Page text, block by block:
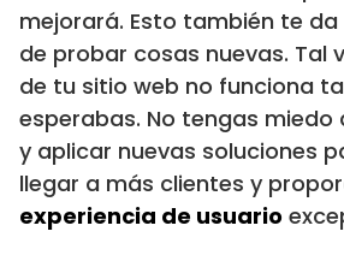
mejorará. Esto también te
de probar cosas nuevas. Tal
de tu sitio web no funciona
esperabas. No tengas miedo
y aplicar nuevas soluciones
llegar a más clientes y
experiencia de usuario